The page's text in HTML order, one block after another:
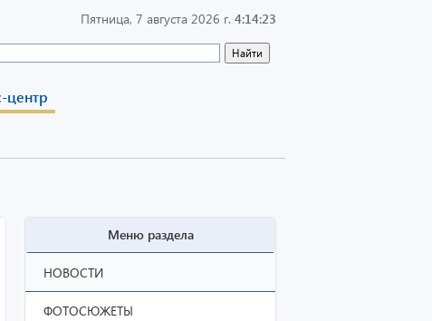
Пятница, 7 августа 2026 г. 4:14:24
центр
Меню раздела
НОВОСТИ
ФОТОСЮЖЕТЫ